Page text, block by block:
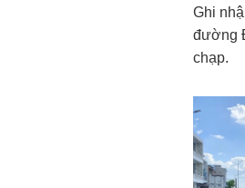
Ghi
đường
chạp.